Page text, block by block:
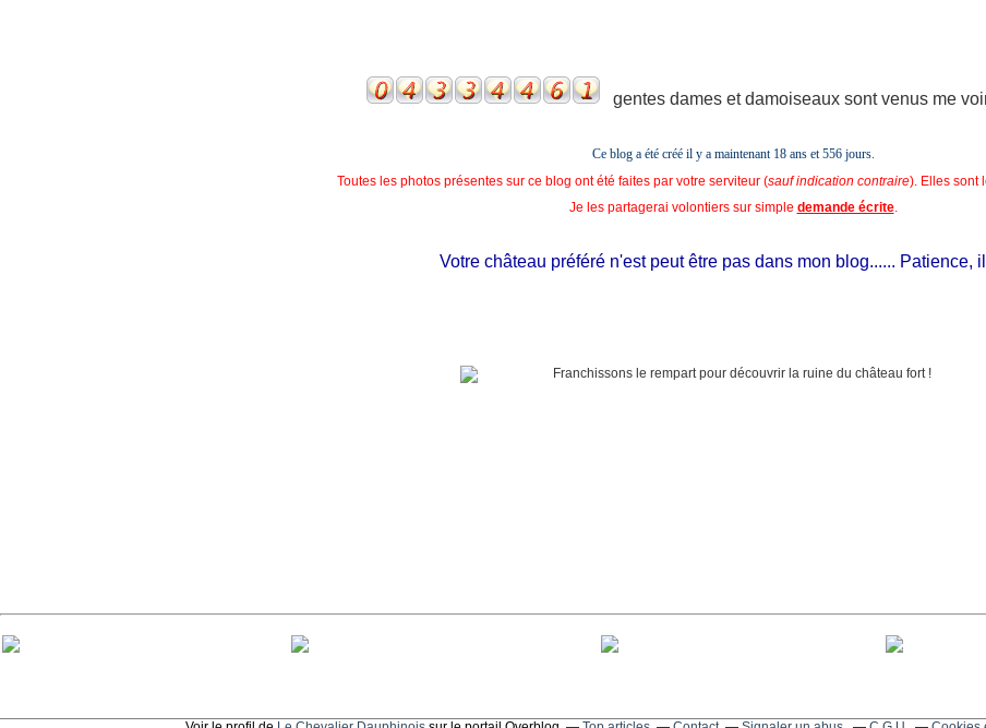
gentes dames et damoiseaux sont venus me
Ce blog a été créé il y a maintenant 18 ans et556 jours.
Toutes les photos présentes sur ce blog ont été faites par votre serviteur (sauf indication contraire). Elles sont
Je les partagerai volontiers sur simple demande écrite.
Votre château préféré n'est peut être pas dans mon blog...... Patience, il